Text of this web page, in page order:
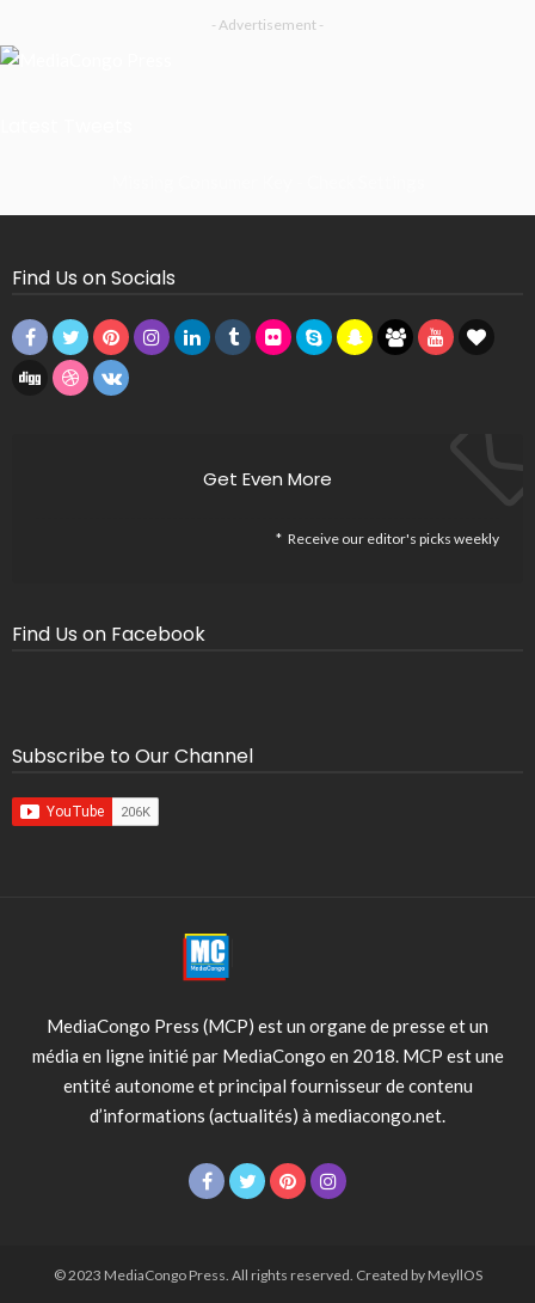
- Advertisement -
Find Us on Socials
Get Even More
Receive our editor's picks weekly
Find Us on Facebook
Subscribe to Our Channel
MediaCongo Press (MCP) est un organe de presse et un
média en ligne initié par MediaCongo en 2018. MCP est une
entité autonome et principal fournisseur de contenu
d’informations (actualités) à mediacongo.net.
© 2023 MediaCongo Press. All rights reserved. Created by MeyllOS